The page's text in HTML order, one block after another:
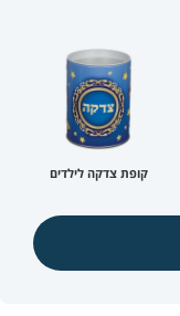
קופת צדקה לילדים